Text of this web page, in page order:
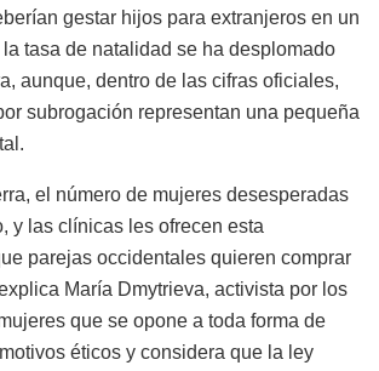
gestar hijos para extranjeros en un
tasa de natalidad se ha desplomado
aunque, dentro de las cifras oficiales,
subrogación representan una pequeña
el número de mujeres desesperadas
y las clínicas les ofrecen esta
parejas occidentales quieren comprar
María Dmytrieva, activista por los
que se opone a toda forma de
éticos y considera que la ley